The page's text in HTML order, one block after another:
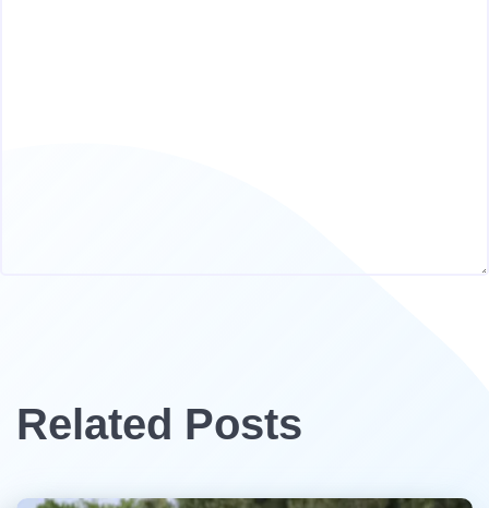
Related Posts